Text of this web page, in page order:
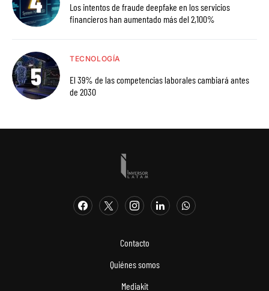
Los intentos de fraude deepfake en los servicios
financieros han aumentado más del 2,100%
TECNOLOGÍA
El 39% de las competencias laborales cambiará antes
de 2030
Contacto
Quiénes somos
Mediakit